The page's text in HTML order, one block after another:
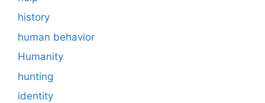
history
human behavior
Humanity
hunting
identity